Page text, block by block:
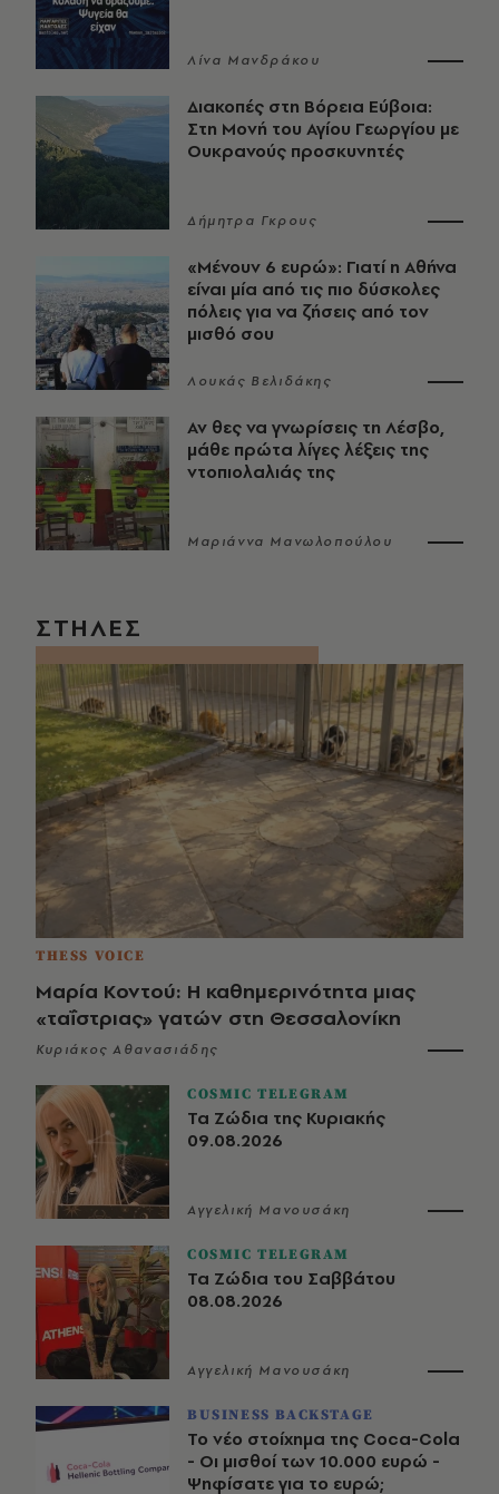
Λίνα Μανδράκου
Διακοπές στη Βόρεια Εύβοια:
Στη Μονή του Αγίου Γεωργίου με
Ουκρανούς προσκυνητές
Δήμητρα Γκρους
«Μένουν 6 ευρώ»: Γιατί η Αθήνα
είναι μία από τις πιο δύσκολες
πόλεις για να ζήσεις από τον
μισθό σου
Λουκάς Βελιδάκης
Αν θες να γνωρίσεις τη Λέσβο,
μάθε πρώτα λίγες λέξεις της
ντοπιολαλιάς της
Μαριάννα Μανωλοπούλου
ΣΤΗΛΕΣ
THESS VOICE
Μαρία Κοντού: Η καθημερινότητα μιας
«ταΐστριας» γατών στη Θεσσαλονίκη
Κυριάκος Αθανασιάδης
COSMIC TELEGRAM
Τα Ζώδια της Κυριακής
09.08.2026
Αγγελική Μανουσάκη
COSMIC TELEGRAM
Τα Ζώδια του Σαββάτου
08.08.2026
Αγγελική Μανουσάκη
BUSINESS BACKSTAGE
Το νέο στοίχημα της Coca-Cola
- Οι μισθοί των 10.000 ευρώ -
Ψηφίσατε για το ευρώ;